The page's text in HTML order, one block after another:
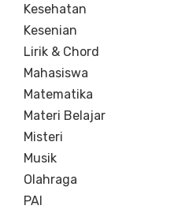
Kesehatan
Kesenian
Lirik & Chord
Mahasiswa
Matematika
Materi Belajar
Misteri
Musik
Olahraga
PAI